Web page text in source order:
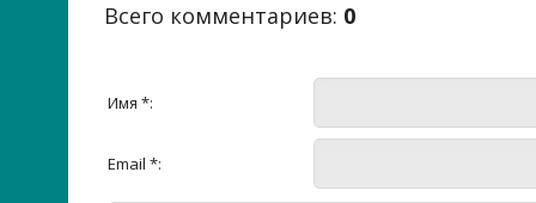
Всего комментариев: 0
Имя *:
Email *: